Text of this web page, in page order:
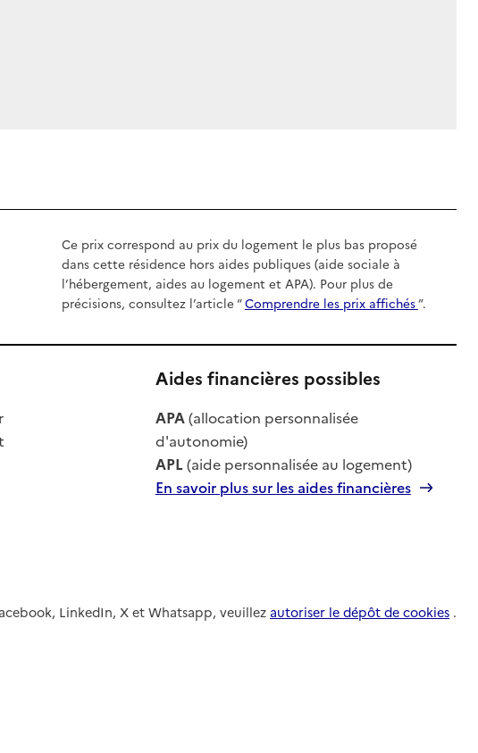
Ce prix correspond au prix du logement le plus bas proposé
dans cette résidence hors aides publiques (aide sociale à
l’hébergement, aides au logement et APA). Pour plus de
précisions, consultez l’article “Comprendre les prix affichés”.
disponible
disponible
Aides financières possibles
APA(allocation personnalisée
d'autonomie)
APL(aide personnalisée au logement)
En savoir plus sur les aides financières
LinkedIn, X et Whatsapp, veuillez autoriser le dépôt de cookies .